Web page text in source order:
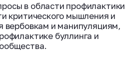
в области профилактики
критического мышления и
вербовкам и манипуляциям,
буллинга и